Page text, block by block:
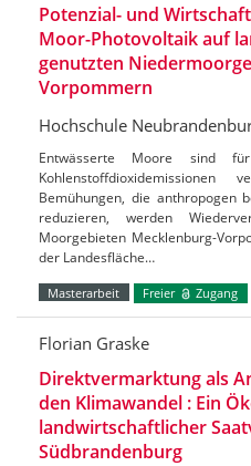
Potenzial- und
Moor-Photovoltaik auf
genutzten
Vorpommern
Hochschule
Entwässerte Moore sind
Bemühungen, die anthropogen
reduzieren, werden
Moorgebieten Mecklenburg-
der Landesfläche…
Masterarbeit Freier Zugang
Florian Graske
Direktvermarktung als
den Klimawandel : Ein
landwirtschaftlicher
Südbrandenburg